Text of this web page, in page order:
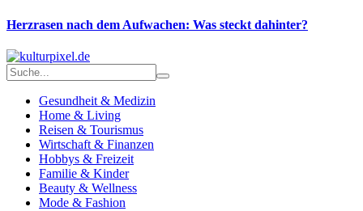
Herzrasen nach dem Aufwachen: Was steckt dahinter?
Gesundheit & Medizin
Home & Living
Reisen & Tourismus
Wirtschaft & Finanzen
Hobbys & Freizeit
Familie & Kinder
Beauty & Wellness
Mode & Fashion